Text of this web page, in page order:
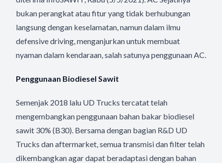
bukan perangkat atau fitur yang tidak berhubungan
langsung dengan keselamatan, namun dalam ilmu
defensive driving, menganjurkan untuk membuat
nyaman dalam kendaraan, salah satunya penggunaan AC.
Penggunaan Biodiesel Sawit
Semenjak 2018 lalu UD Trucks tercatat telah
mengembangkan penggunaan bahan bakar biodiesel
sawit 30% (B30). Bersama dengan bagian R&D UD
Trucks dan aftermarket, semua transmisi dan filter telah
dikembangkan agar dapat beradaptasi dengan bahan